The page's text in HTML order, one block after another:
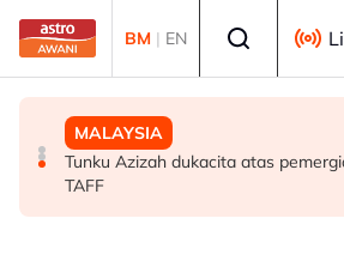
Skip to main content
BM | EN
DUNIA
AS jangka Iran pastikan aliran
Selat Hormuz - Vance
MALAYSIA
Usia 71 tahun bukan halangan,
terjunan dari Burj Khalifa
MALAYSIA
Tunku Azizah dukacita atas
TAFF